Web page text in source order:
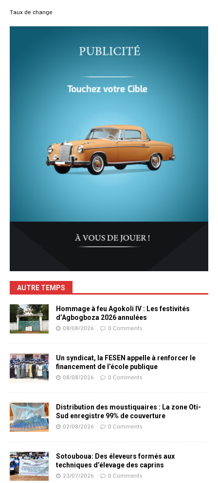
Taux de change
AUTRE TEMPS
Hommage à feu Agokoli IV : Les festivités
d’Agbogboza 2026 annulées
08/08/2026 0 Comments
Un syndicat, la FESEN appelle à renforcer le
financement de l’école publique
08/08/2026 0 Comments
Distribution des moustiquaires : La zone Oti-
Sud enregistre 99% de couverture
02/08/2026 0 Comments
Sotouboua: Des éleveurs formés aux
techniques d’élevage des caprins
23/07/2026 0 Comments